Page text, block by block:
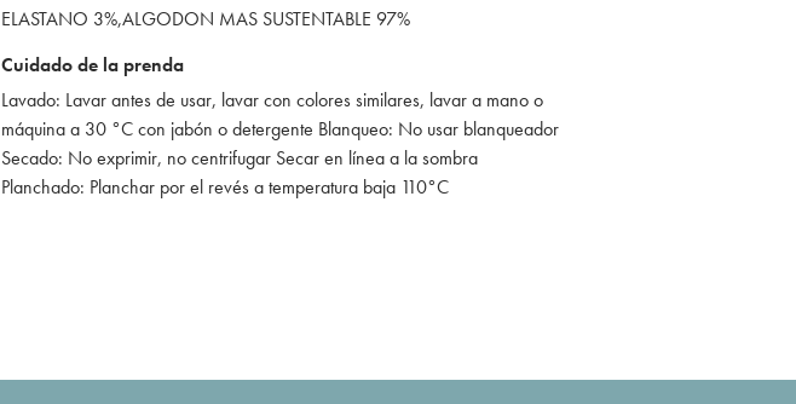
ELASTANO 3%,ALGODON MAS SUSTENTABLE 97%
Cuidado de la prenda
Lavado: Lavar antes de usar, lavar con colores similares, lavar a mano o
máquina a 30 °C con jabón o detergente Blanqueo: No usar blanqueador
Secado: No exprimir, no centrifugar Secar en línea a la sombra
Planchado: Planchar por el revés a temperatura baja 110°C